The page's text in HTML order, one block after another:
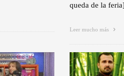
queda de la
Leer mucho más